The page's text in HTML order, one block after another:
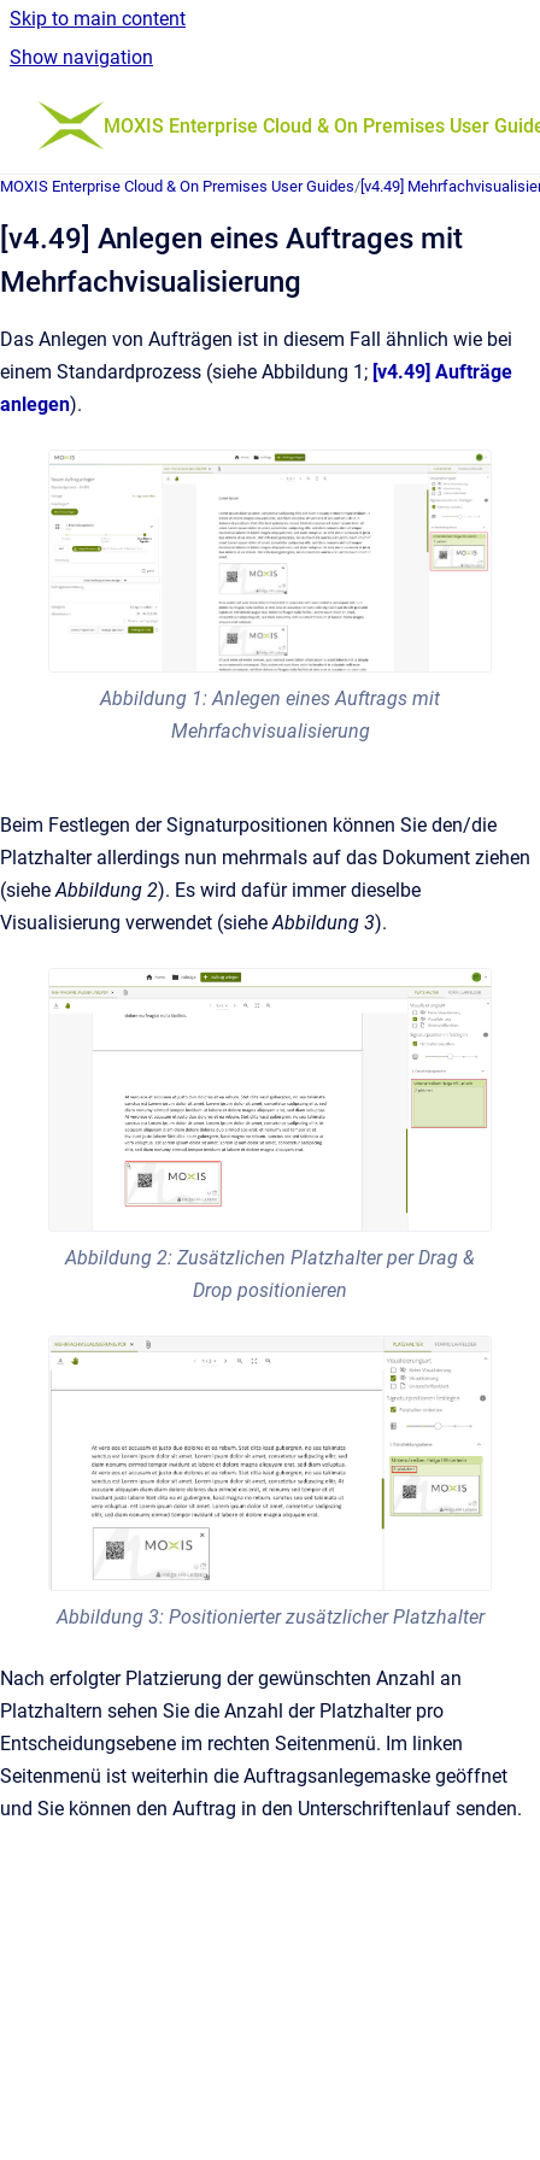
Skip to main content
Show navigation
Go to homepage
MOXIS Enterprise Cloud & On Premises User
MOXIS Enterprise Cloud & On Premises User Guides/ [v4.49]
[v4.49] Anlegen eines Auftrages mit
Mehrfachvisualisierung
Das Anlegen von Aufträgen ist in diesem Fall ähnlich wie bei
einem Standardprozess (siehe Abbildung 1; [v4.49] Aufträge
anlegen).
Abbildung 1: Anlegen eines Auftrags mit
Mehrfachvisualisierung
Beim Festlegen der Signaturpositionen können Sie den/die
Platzhalter allerdings nun mehrmals auf das Dokument ziehen
(siehe Abbildung 2). Es wird dafür immer dieselbe
Visualisierung verwendet (siehe Abbildung 3).
Abbildung 2: Zusätzlichen Platzhalter per Drag &
Drop positionieren
Abbildung 3: Positionierter zusätzlicher Platzhalter
Nach erfolgter Platzierung der gewünschten Anzahl an
Platzhaltern sehen Sie die Anzahl der Platzhalter pro
Entscheidungsebene im rechten Seitenmenü. Im linken
Seitenmenü ist weiterhin die Auftragsanlegemaske geöffnet
und Sie können den Auftrag in den Unterschriftenlauf senden.